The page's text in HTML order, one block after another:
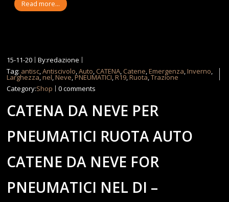
Read more...
15-11-20
By:redazione
Tag: antisc,Antiscivolo,Auto, CATENA, Catene,Emergenza,Inverno,
Larghezza,nel,Neve,PNEUMATICI,R19,Ruota,Trazione
Category:Shop 0 comments
CATENA DA NEVE PER
PNEUMATICI RUOTA AUTO
CATENE DA NEVE FOR
PNEUMATICI NEL DI –